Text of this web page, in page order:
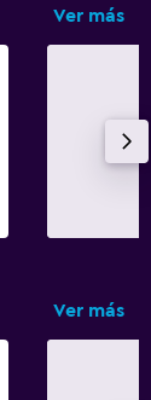
Ver más
Ver más